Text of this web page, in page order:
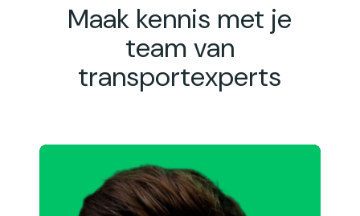
Maak kennis met je
team van
transportexperts